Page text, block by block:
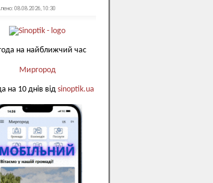
на найближчий час
Миргород
на 10 днів відsinoptik.ua